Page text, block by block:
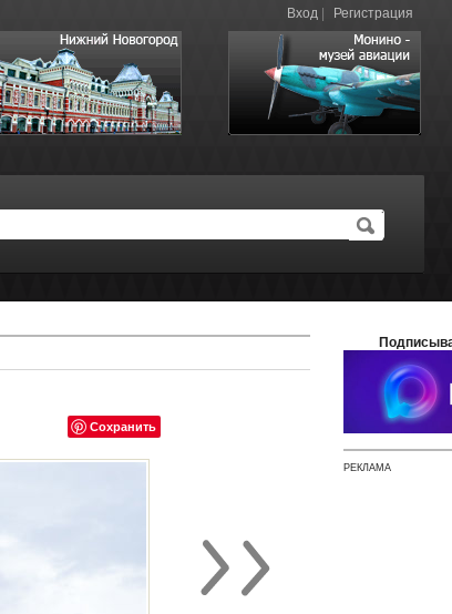
Вход Регистрация
Сохранить
РЕКЛАМА